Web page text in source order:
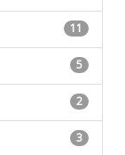
11
5
2
3